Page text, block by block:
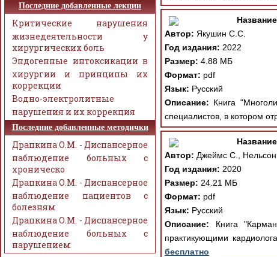
Автор: Якушин С.С.
Год издания: 2022
Размер: 4.88 МБ
Формат: pdf
Язык: Русский
Описание: Книга
специалистов, в котором
Автор: Джеймс С.,
Год издания: 2020
Размер: 24.21 МБ
Формат: pdf
Язык: Русский
Описание: Книга
практикующими
бесплатно
Последние добавленные лекции
Критические нарушения
жизнедеятельности у
хирургических боль
Эндогенные интоксикации в
хирургии и принципы их
коррекции
Водно-электролитные
нарушения и их коррекция
Последние добавленные методички
Драпкина О.М. - Диспансерное
наблюдение больных с
хроническо
Драпкина О.М. - Диспансерное
наблюдение пациентов с
болезням
Драпкина О.М. - Диспансерное
наблюдение больных с
нарушением